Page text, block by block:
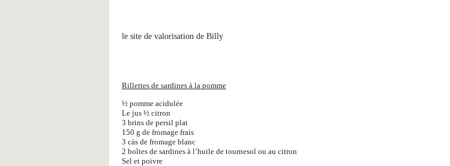
le site de valorisation de Billy
Rillettes de sardines à la pomme
½ pomme acidulée
Le jus ½ citron
3 brins de persil plat
150 g de fromage frais
3 càs de fromage blanc
2 boîtes de sardines à l’huile de tournesol ou au citron
Sel et poivre